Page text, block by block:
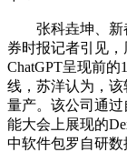
张科垚坤、新
券时报记者引见
ChatGPT呈现前
线，苏洋认为，该
量产。该公司通
能大会上展现的
中软件包罗自研数